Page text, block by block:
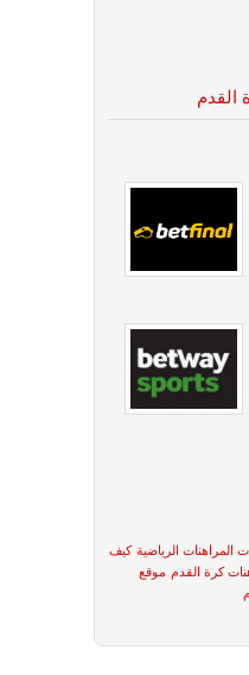
القدم
المراهنات الرياضية كيف
كرة القدم موقع